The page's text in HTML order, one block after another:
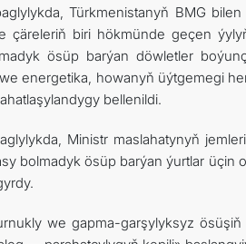
Türkmenistanyň BMG
çäreleriň biri hökmünde geçen
ösüp barýan döwletler
energetika, howanyň üýtgemegi
bellenildi.
Ministr maslahatynyň
bolmadyk ösüp barýan ýurtlar üçin
we gapma-garşylyksyz